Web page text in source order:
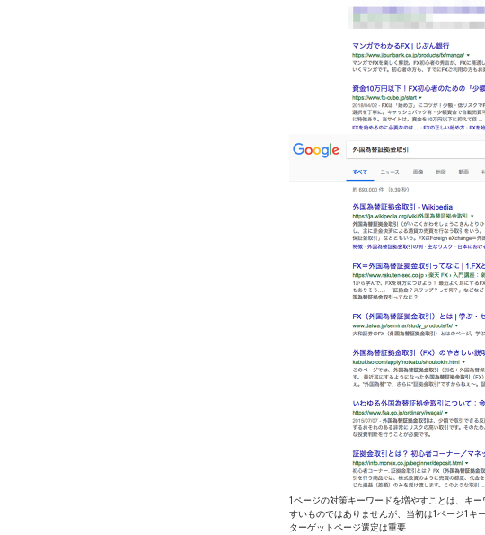
1ページの対策キーワードを増やすことは、キ
すいものではありませんが、当初は1ページ1キ
ターゲットページ選定は重要